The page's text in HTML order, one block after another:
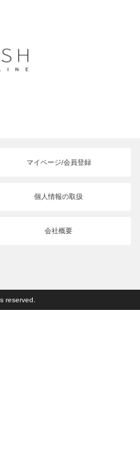
マイページ/会員登録
個人情報の取扱
会社概要
reserved.